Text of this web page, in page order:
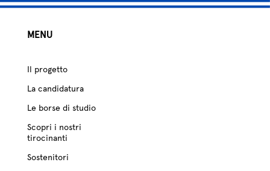
Scuole
MENU
Il progetto
La candidatura
Le borse di studio
Scopri i nostri
tirocinanti
Sostenitori